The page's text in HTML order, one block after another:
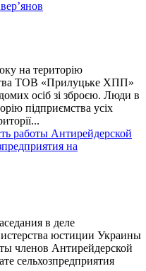
на територію
ТОВ «Прилуцьке ХПП»
осіб зі зброєю. Люди в
підприємства усіх
работы Антирейдерской
на
в деле
юстиции Украины
членов Антирейдерской
сельхозпредприятия